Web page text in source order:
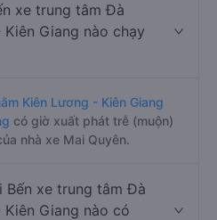
xe trung tâm Đà
Giang nào chạy
Kiên Lương - Kiên Giang
có giờ xuất phát trễ (muộn)
nhà xe Mai Quyên.
Bến xe trung tâm Đà
Giang nào có